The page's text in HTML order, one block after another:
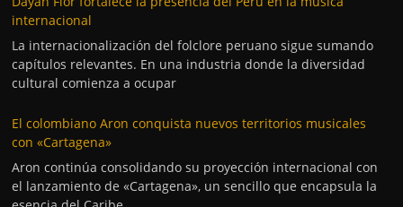
internacional
La internacionalización del folclore peruano sigue sumando
capítulos relevantes. En una industria donde la diversidad
cultural comienza a ocupar
El colombiano Aron conquista nuevos territorios musicales
con «Cartagena»
Aron continúa consolidando su proyección internacional con
el lanzamiento de «Cartagena», un sencillo que encapsula la